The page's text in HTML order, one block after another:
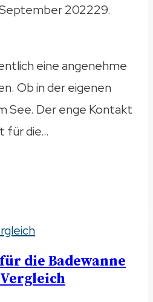
202229.
eine angenehme
Ob in der eigenen
See. Der enge Kontakt
für die…
die Badewanne